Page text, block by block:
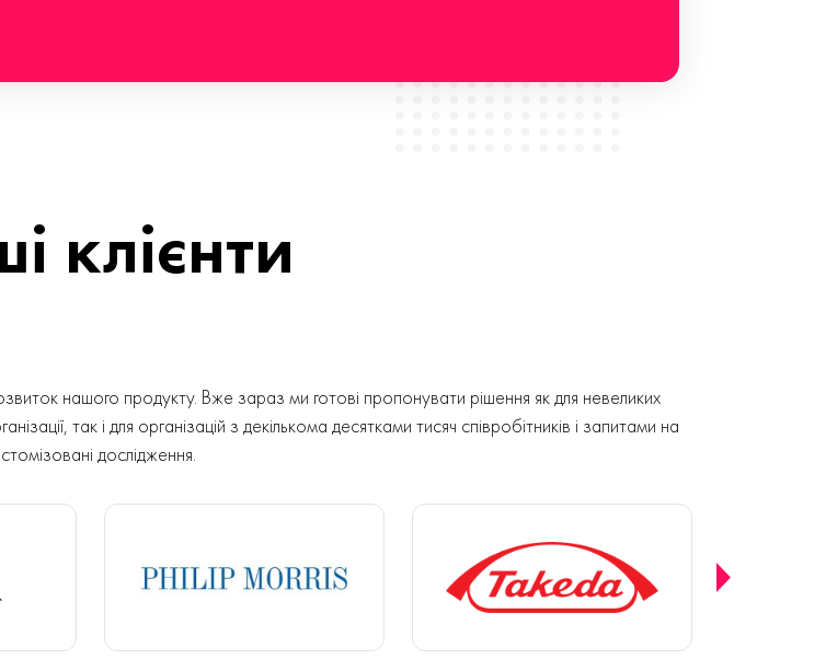
клієнти
нашого продукту. Вже зараз ми готові пропонувати рішення як для невеликих
так і для організацій з декількома десятками тисяч співробітників і запитами на
дослідження.